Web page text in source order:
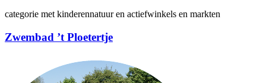
categorie met kinderennatuur en actiefwinkels en markten
Zwembad ’t Ploetertje